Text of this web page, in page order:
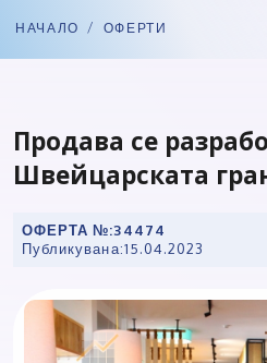
НАЧАЛО / ОФЕРТИ
Продава се
Швейцарската
ОФЕРТА №:34474
Публикувана:15.04.2023